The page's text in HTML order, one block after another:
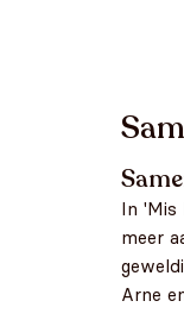
In 'Mis
meer
Arne